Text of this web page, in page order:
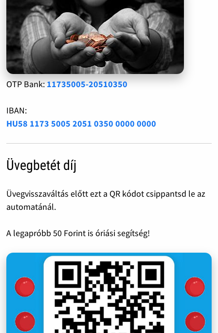
OTP Bank: 11735005-20510350
IBAN:
HU58 1173 5005 2051 0350 0000 0000
Üvegbetét díj
Üvegvisszaváltás előtt ezt a QR kódot csippantsd le az
automatánál.
A legapróbb 50 Forint is óriási segítség!